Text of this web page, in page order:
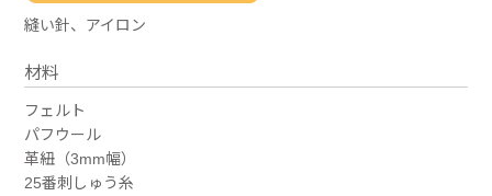
縫い針、アイロン
材料
フェルト
パフウール
革紐（3mm幅）
25番刺しゅう糸